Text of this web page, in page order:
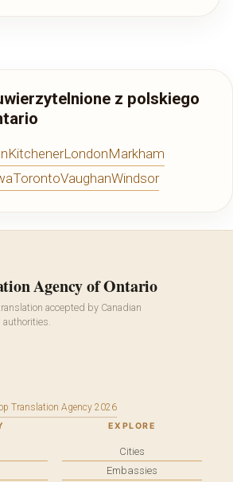
z polskiego
KitchenerLondonMarkham
TorontoVaughanWindsor
Agency of Ontario
accepted by Canadian
authorities.
Translation Agency 2026
EXPLORE
Cities
Embassies